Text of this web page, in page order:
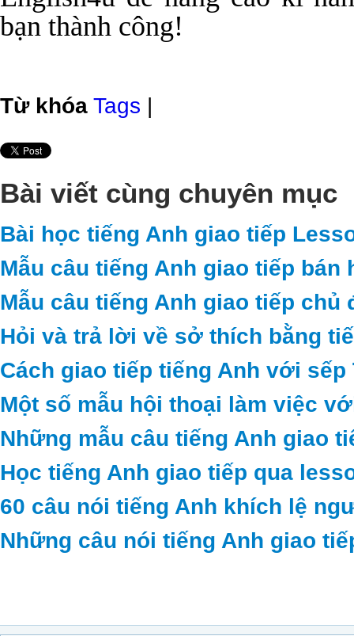
bạn thành công!
Từ khóa Tags |
Bài viết cùng chuyên mục
Bài học tiếng Anh giao tiếp
Mẫu câu tiếng Anh giao tiếp bán
Mẫu câu tiếng Anh giao tiếp
Hỏi và trả lời về sở thích bằng
Cách giao tiếp tiếng Anh với sếp
Một số mẫu hội thoại làm việc
Những mẫu câu tiếng Anh giao
Học tiếng Anh giao tiếp qua
60 câu nói tiếng Anh khích lệ
Những câu nói tiếng Anh giao